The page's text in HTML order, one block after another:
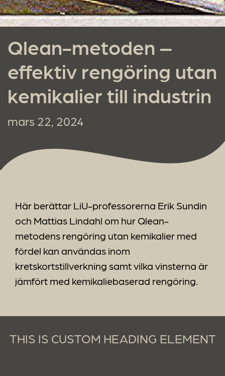
Qlean-metoden –
effektiv rengöring utan
kemikalier till industrin
mars 22, 2024
Här berättar LiU-professorerna Erik Sundin
och Mattias Lindahl om hur Qlean-
metodens rengöring utan kemikalier med
fördel kan användas inom
kretskortstillverkning samt vilka vinsterna är
jämfört med kemikaliebaserad rengöring.
THIS IS CUSTOM HEADING ELEMENT